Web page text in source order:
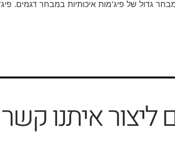
גדול של פיג'מות איכותיות במבחר דגמים.
ליצור איתנו